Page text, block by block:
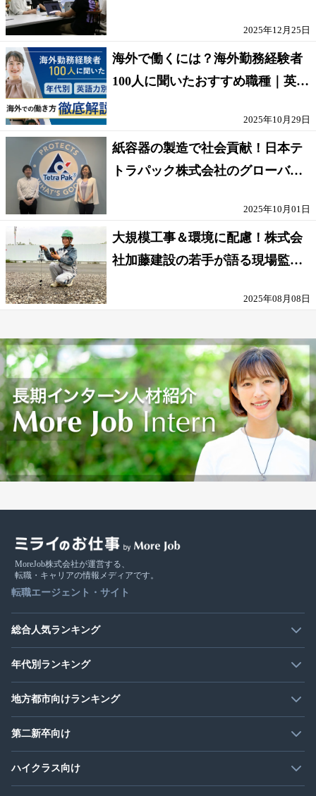
2025年12月25日
海外で働くには？海外勤務経験者
100人に聞いたおすすめ職種｜英語
2025年10月29日
紙容器の製造で社会貢献！日本テ
トラパック株式会社のグローバル
2025年10月01日
大規模工事＆環境に配慮！株式会
社加藤建設の若手が語る現場監督
2025年08月08日
MoreJob株式会社が運営する、
転職・キャリアの情報メディアです。
転職エージェント・サイト
総合人気ランキング
年代別ランキング
地方都市向けランキング
第二新卒向け
ハイクラス向け